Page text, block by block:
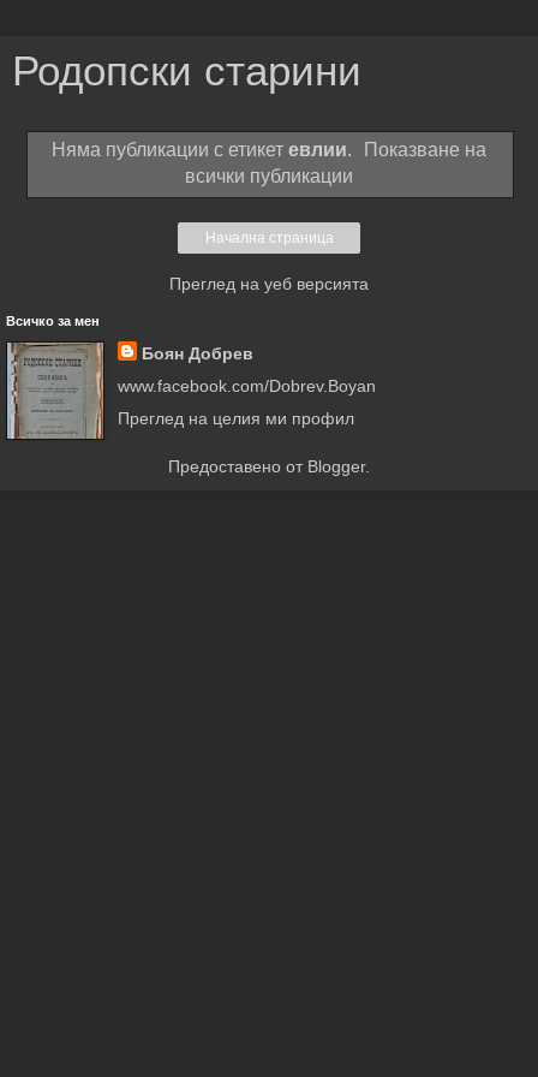
Родопски старини
Няма публикации с етикет евлии.
Показване на
всички публикации
Начална страница
Преглед на уеб версията
Всичко за мен
Боян Добрев
www.facebook.com/Dobrev.Boyan
Преглед на целия ми профил
Предоставено от Blogger.